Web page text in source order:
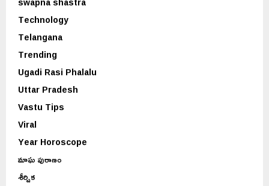
Technology
Telangana
Trending
Ugadi Rasi Phalalu
Uttar Pradesh
Vastu Tips
Viral
Year Horoscope
మాఘ పురాణం
శీర్షిక